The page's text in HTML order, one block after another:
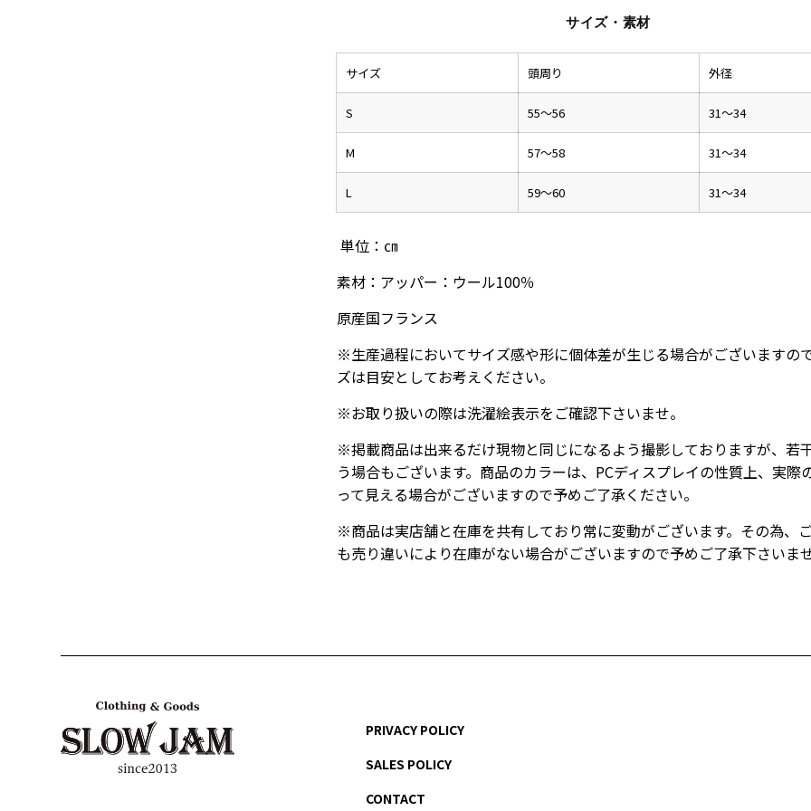
サイズ・素材
サイズ 頭周り 外径
S 55～56 31～34
M 57～58 31～34
L 59～60 31～34
単位：㎝
素材： アッパー：ウール100％
原産国フランス
※生産過程においてサイズ感や形に個体差が生じる場合がございますの
ズは目安としてお考えください。
※お取り扱いの際は洗濯絵表示をご確認下さいませ。
※掲載商品は出来るだけ現物と同じになるよう撮影しておりますが、若
う場合もございます。商品のカラーは、PCディスプレイの性質上、実際
って見える場合がございますので予めご了承ください。
※商品は実店舗と在庫を共有しており常に変動がございます。その為、
も売り違いにより在庫がない場合がございますので予めご了承下さいませ
PRIVACY POLICY
SALES POLICY
CONTACT